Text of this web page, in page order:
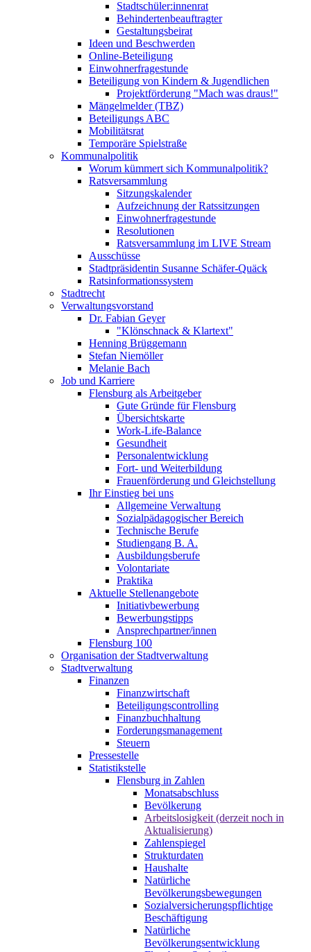
Stadtschüler:innenrat
Behindertenbeauftragter
Gestaltungsbeirat
Ideen und Beschwerden
Online-Beteiligung
Einwohnerfragestunde
Beteiligung von Kindern & Jugendlichen
Projektförderung "Mach was draus!"
Mängelmelder (TBZ)
Beteiligungs ABC
Mobilitätsrat
Temporäre Spielstraße
Kommunalpolitik
Worum kümmert sich Kommunalpolitik?
Ratsversammlung
Sitzungskalender
Aufzeichnung der Ratssitzungen
Einwohnerfragestunde
Resolutionen
Ratsversammlung im LIVE Stream
Ausschüsse
Stadtpräsidentin Susanne Schäfer-Quäck
Ratsinformationssystem
Stadtrecht
Verwaltungsvorstand
Dr. Fabian Geyer
"Klönschnack & Klartext"
Henning Brüggemann
Stefan Niemöller
Melanie Bach
Job und Karriere
Flensburg als Arbeitgeber
Gute Gründe für Flensburg
Übersichtskarte
Work-Life-Balance
Gesundheit
Personalentwicklung
Fort- und Weiterbildung
Frauenförderung und Gleichstellung
Ihr Einstieg bei uns
Allgemeine Verwaltung
Sozialpädagogischer Bereich
Technische Berufe
Studiengang B. A.
Ausbildungsberufe
Volontariate
Praktika
Aktuelle Stellenangebote
Initiativbewerbung
Bewerbungstipps
Ansprechpartner/innen
Flensburg 100
Organisation der Stadtverwaltung
Stadtverwaltung
Finanzen
Finanzwirtschaft
Beteiligungscontrolling
Finanzbuchhaltung
Forderungsmanagement
Steuern
Pressestelle
Statistikstelle
Flensburg in Zahlen
Monatsabschluss
Bevölkerung
Arbeitslosigkeit (derzeit noch in
Aktualisierung)
Zahlenspiegel
Strukturdaten
Haushalte
Natürliche
Bevölkerungsbewegungen
Sozialversicherungspflichtige
Beschäftigung
Natürliche
Bevölkerungsentwicklung